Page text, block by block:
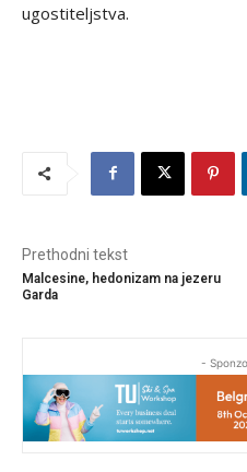
ugostiteljstva.
Prethodni tekst
Malcesine, hedonizam na jezeru
Garda
-